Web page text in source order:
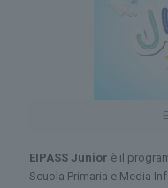
EIPASS Junior è il
Scuola Primaria e Media